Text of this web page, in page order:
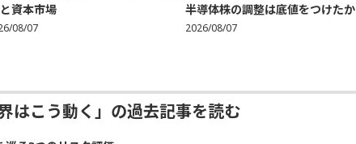
資本市場
08/07
半導体株の調整は底値をつけたか
2026/08/07
はこう動く」の過去記事を読む